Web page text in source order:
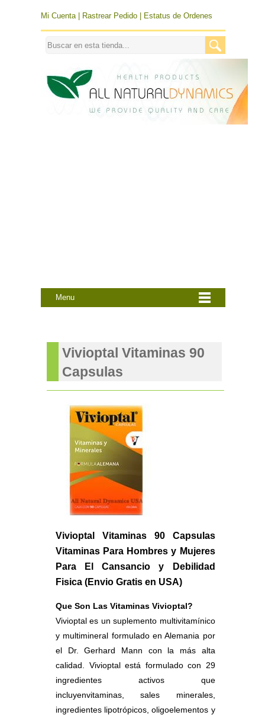
Mi Cuenta| Rastrear Pedido Estatus de Ordenes
Menu
Vivioptal Vitaminas 90
Capsulas
Vivioptal Vitaminas 90 Capsulas
Vitaminas Para Hombres y Mujeres
Para El Cansancio y Debilidad
Fisica (Envio Gratis en USA)
Que Son Las Vitaminas Vivioptal?
Vivioptal es un suplemento multivitamínico
y multimineral formulado en Alemania por
el Dr. Gerhard Mann con la más alta
calidad. Vivioptal está formulado con 29
ingredientes activos que
incluyenvitaminas, sales minerales,
ingredientes lipotrópicos, oligoelementos y